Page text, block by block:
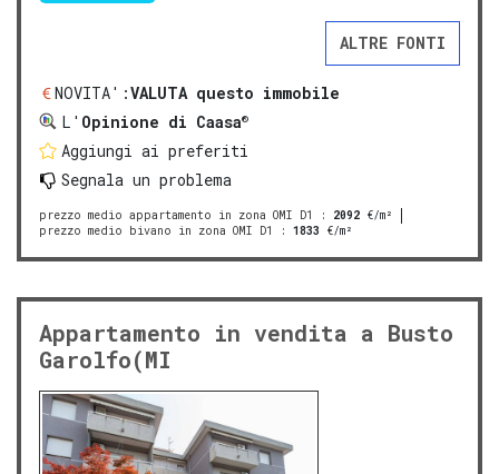
ALTRE FONTI
NOVITA':VALUTA questo immobile
L' Opinione di Caasa®
Aggiungi ai preferiti
Segnala un problema
prezzo medio appartamento in zona OMI D1 : 2092 €/m²
prezzo medio bivano in zona OMI D1
: 1833 €/m²
Appartamento in vendita a Busto
Garolfo(MI